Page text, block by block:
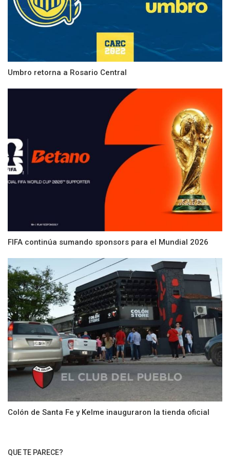
Umbro retorna a Rosario Central
FIFA continúa sumando sponsors para el Mundial 2026
Colón de Santa Fe y Kelme inauguraron la tienda oficial
QUE TE PARECE?